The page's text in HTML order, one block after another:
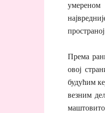
умереном
Према
овој
будућим
везним